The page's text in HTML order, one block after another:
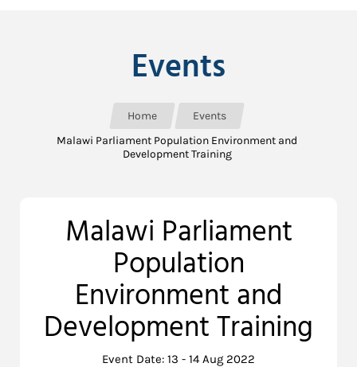
Events
Home
Events
Malawi Parliament Population Environment and
Development Training
Malawi Parliament
Population
Environment and
Development Training
Event Date: 13 - 14 Aug 2022